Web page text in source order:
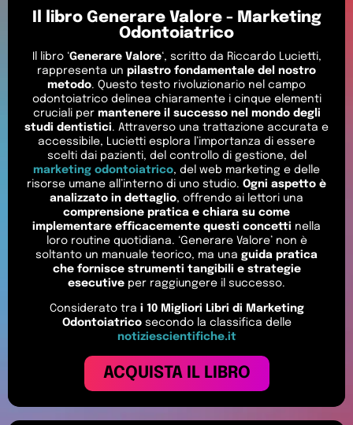
Il libro Generare Valore - Marketing
Odontoiatrico
Il libro ‘Generare Valore‘, scritto da Riccardo Lucietti,
rappresenta un pilastro fondamentale del nostro
metodo. Questo testo rivoluzionario nel campo
odontoiatrico delinea chiaramente i cinque elementi
cruciali per mantenere il successo nel mondo degli
studi dentistici. Attraverso una trattazione accurata e
accessibile, Lucietti esplora l’importanza di essere
scelti dai pazienti, del controllo di gestione, del
marketing odontoiatrico, del web marketing e delle
risorse umane all’interno di uno studio. Ogni aspetto è
analizzato in dettaglio, offrendo ai lettori una
comprensione pratica e chiara su come
implementare efficacemente questi concetti nella
loro routine quotidiana. ‘Generare Valore’ non è
soltanto un manuale teorico, ma una guida pratica
che fornisce strumenti tangibili e strategie
esecutive per raggiungere il successo.
Considerato tra i 10 Migliori Libri di Marketing
Odontoiatricosecondo la classifica delle
notiziescientifiche.it
ACQUISTA IL LIBRO